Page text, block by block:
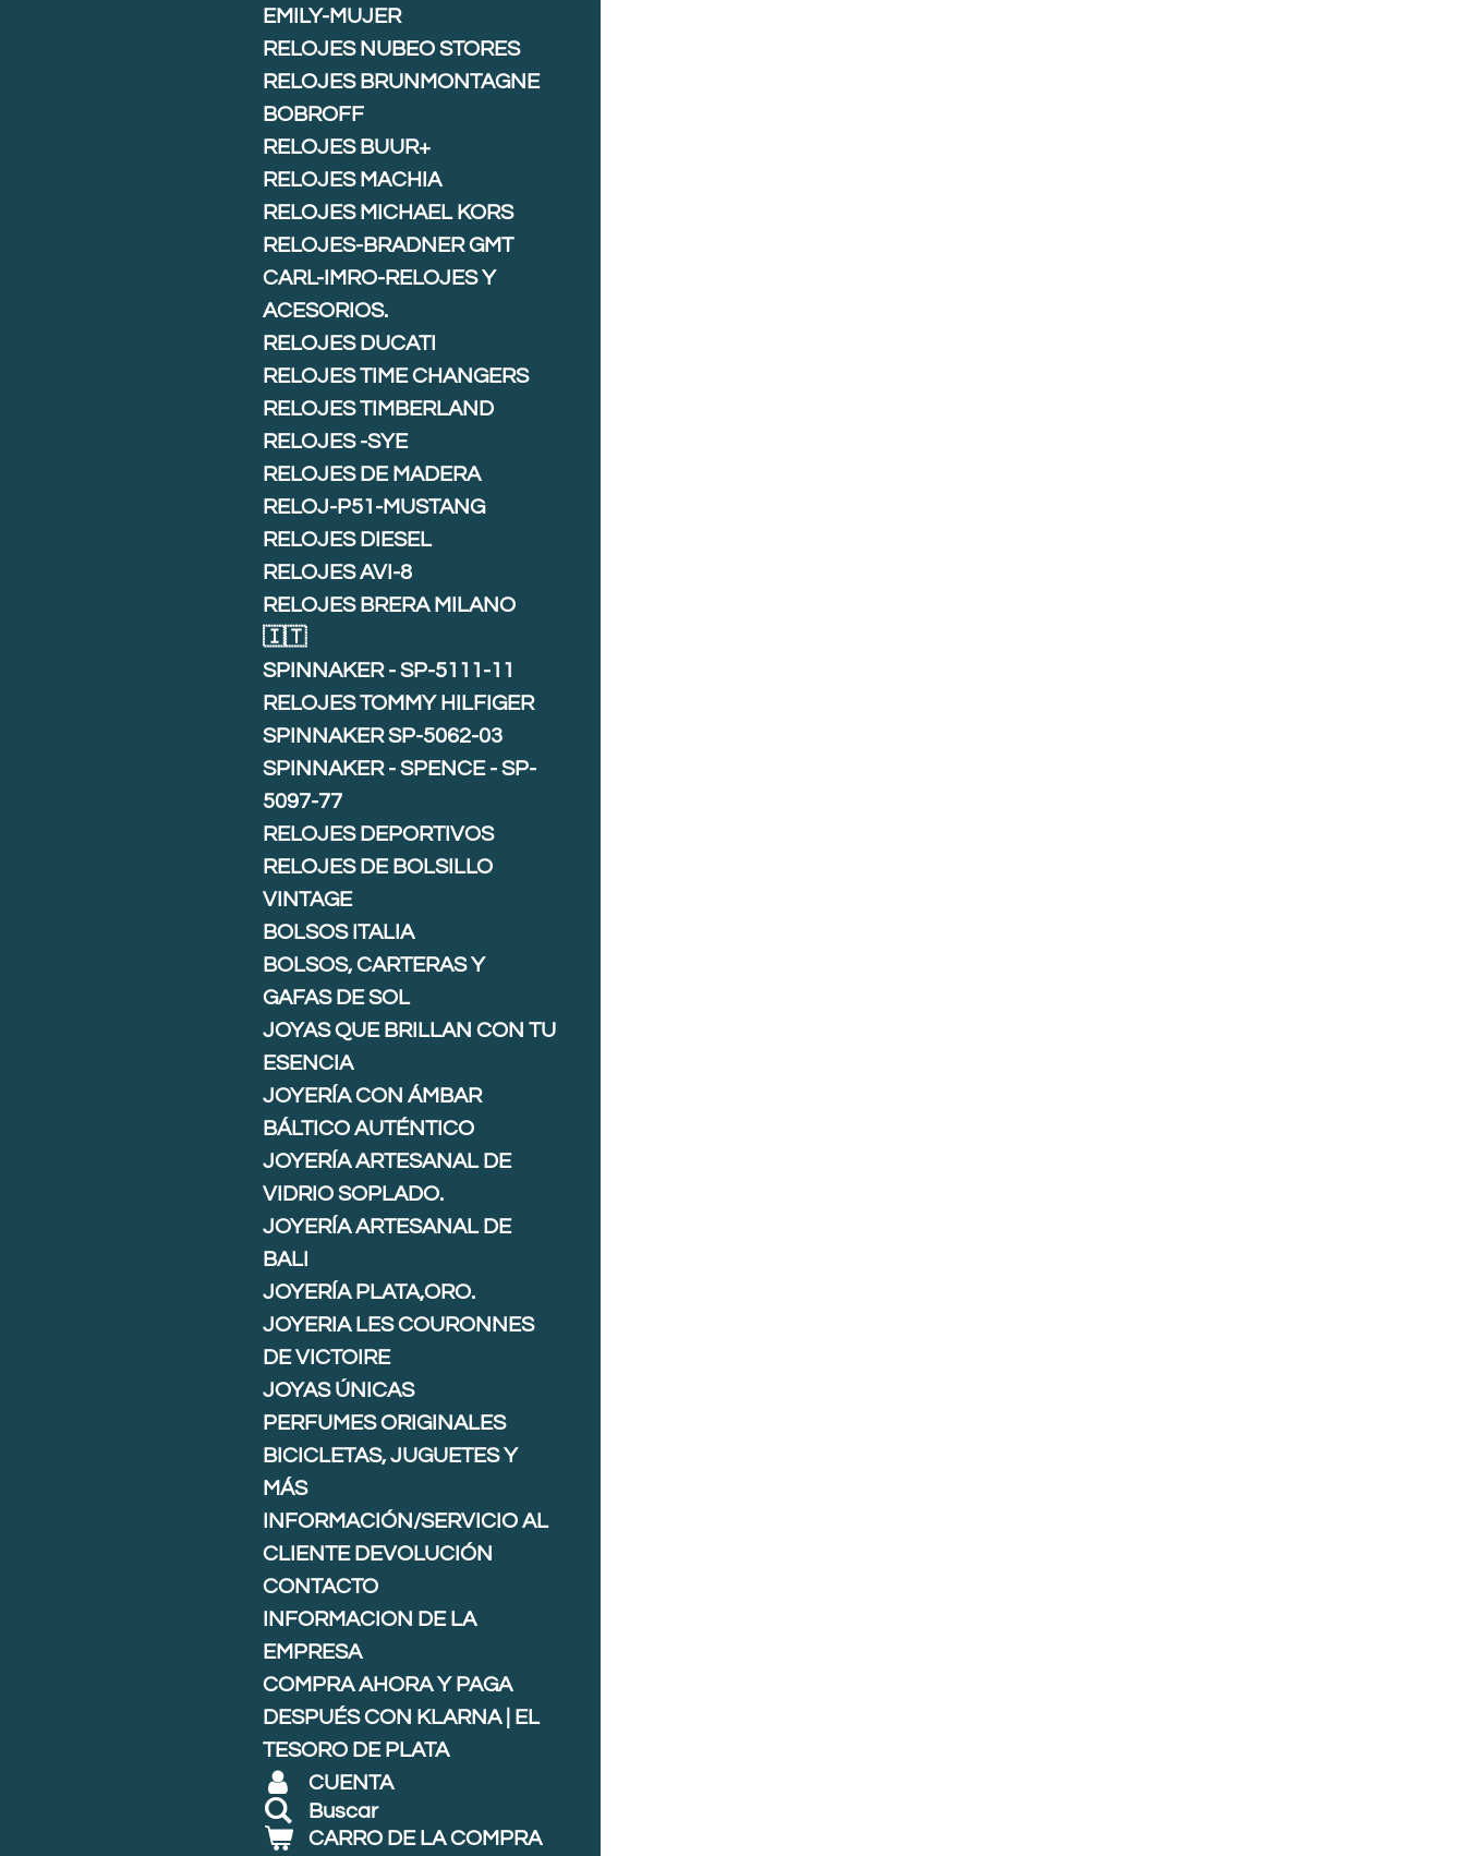
EMILY-MUJER
RELOJES NUBEO STORES
RELOJES BRUNMONTAGNE
BOBROFF
RELOJES BUUR+
RELOJES MACHIA
RELOJES MICHAEL KORS
RELOJES-BRADNER GMT
CARL-IMRO-RELOJES Y
ACESORIOS.
RELOJES DUCATI
RELOJES TIME CHANGERS
RELOJES TIMBERLAND
RELOJES -SYE
RELOJES DE MADERA
RELOJ-P51-MUSTANG
RELOJES DIESEL
RELOJES AVI-8
RELOJES BRERA MILANO
🇮🇹
SPINNAKER - SP-5111-11
RELOJES TOMMY HILFIGER
SPINNAKER SP-5062-03
SPINNAKER - SPENCE - SP-
5097-77
RELOJES DEPORTIVOS
RELOJES DE BOLSILLO
VINTAGE
BOLSOS ITALIA
BOLSOS, CARTERAS Y
GAFAS DE SOL
JOYAS QUE BRILLAN CON TU
ESENCIA
JOYERÍA CON ÁMBAR
BÁLTICO AUTÉNTICO
JOYERÍA ARTESANAL DE
VIDRIO SOPLADO.
JOYERÍA ARTESANAL DE
BALI
JOYERÍA PLATA,ORO.
JOYERIA LES COURONNES
DE VICTOIRE
JOYAS ÚNICAS
PERFUMES ORIGINALES
BICICLETAS, JUGUETES Y
MÁS
INFORMACIÓN/SERVICIO AL
CLIENTE DEVOLUCIÓN
CONTACTO
INFORMACION DE LA
EMPRESA
COMPRA AHORA Y PAGA
DESPUÉS CON KLARNA | EL
TESORO DE PLATA
CUENTA
Buscar
CARRO DE LA COMPRA